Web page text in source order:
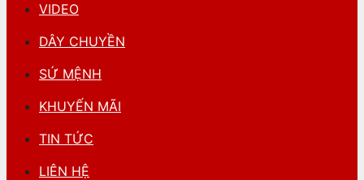
VIDEO
DÂY CHUYỀN
SỨ MỆNH
KHUYẾN MÃI
TIN TỨC
LIÊN HỆ